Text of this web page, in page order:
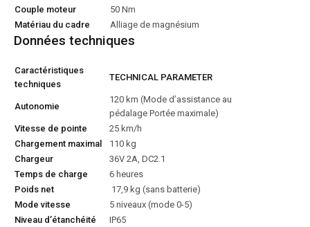
Couple moteur
50 Nm
Matériau du cadre
Alliage de magnésium
Données techniques
Caractéristiques
techniques
TECHNICAL PARAMETER
Autonomie
120 km (Mode d’assistance au
pédalage Portée maximale)
Vitesse de pointe
25 km/h
Chargement maximal
110 kg
Chargeur
36V 2A, DC2.1
Temps de charge
6 heures
Poids net
17,9 kg (sans batterie)
Mode vitesse
5 niveaux (mode 0-5)
Niveau d’étanchéité
IP65